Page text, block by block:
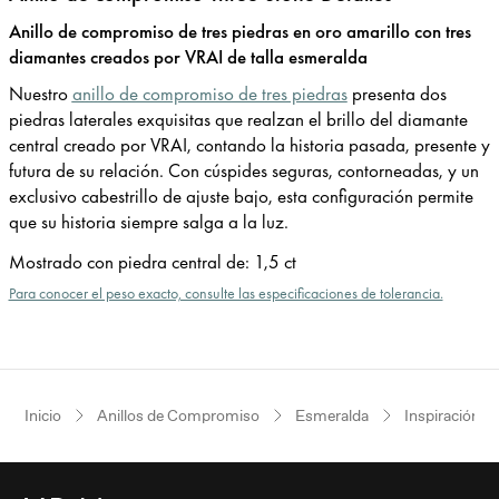
Anillo de compromiso de tres piedras en oro amarillo con tres
diamantes creados por VRAI de talla esmeralda
Nuestroanillo de compromiso de tres piedraspresenta dos
piedras laterales exquisitas que realzan el brillo del diamante
central creado por VRAI, contando la historia pasada, presente y
futura de su relación. Con cúspides seguras, contorneadas, y un
exclusivo cabestrillo de ajuste bajo, esta configuración permite
que su historia siempre salga a la luz.
Mostrado con piedra central de: 1,5 ct
Para conocer el peso exacto, consulte las especificaciones de tolerancia.
Inicio Anillos de Compromiso Esmeralda Inspiración